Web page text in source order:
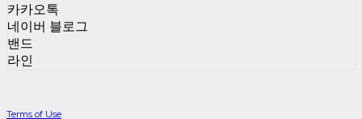
카카오톡
네이버 블로그
밴드
라인
Terms of Use